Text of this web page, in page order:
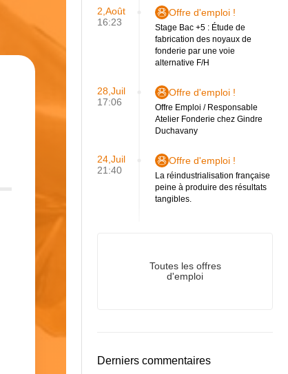
2,Août
16:23
Offre d'emploi !
Stage Bac +5 : Étude de
fabrication des noyaux de
fonderie par une voie
alternative F/H
28,Juil
17:06
Offre d'emploi !
Offre Emploi / Responsable
Atelier Fonderie chez Gindre
Duchavany
24,Juil
21:40
Offre d'emploi !
La réindustrialisation française
peine à produire des résultats
tangibles.
Toutes les offres
d'emploi
Derniers commentaires